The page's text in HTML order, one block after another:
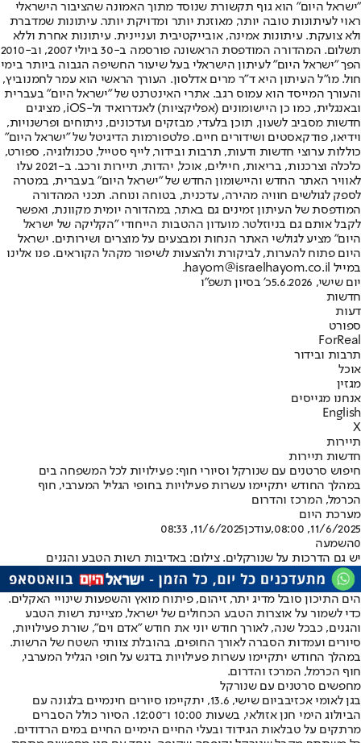
"ישראל היום" הוא גוף תקשורת שנוסד מתוך האמונה שהציבור הישראלי
ראוי לעיתונות טובה יותר, מאוזנת יותר ומדויקת יותר. עיתונות שמדברת
ולא צועקת. עיתונות אמינה, אובייקטיבית ועניינית. עיתונות אחרת וללא
תשלום. המהדורה המודפסת הראשונה פורסמה ב-30 ביולי 2007, וב-2010
הפך "ישראל היום" לעיתון הישראלי בעל שיעור החשיפה הגבוה ביותר בימי
חול. מו"ל העיתון היא ד"ר מרים אדלסון. העורך הראשי הוא עמר לחמנוביץ,
והעורך המייסד הוא עמוס רגב. אתרי האינטרנט של "ישראל היום" בעברית
ובאנגלית, כמו כן היישומונים (אפליקציות) לאנדרואיד ול-iOS, מציגים
חדשות מסביב לשעון, תוכן בלעדי, מבזקים ועדכונים, ניתוחים ופרשנויות,
וידיאו, פודקאסטים ושידורים חיים. פלטפורמות הדיגיטל של "ישראל היום"
כוללות ערוצי חדשות ודעות, תרבות ובידור, לייף סטייל, טכנולוגיה, ספורט,
כלכלה וצרכנות, בריאות, חיילים, אוכל, יהדות, תיירות ורכב. ב-2021 עלו
לאוויר האתר החדש והיישומון החדש של "ישראל היום" בעברית, במטרה
לספק לגולשים חוויה מהירה, עדכנית, בטוחה ונוחה. תכני המהדורה
המודפסת של העיתון זמינים גם באתר, במהדורה יומית מקוונת, ואפשר
לקבל אותם גם בניוזלטר. מועדון ההטבות הייחודי "הקליקה של ישראל
היום" מציע לגולשי האתר הנחות ומבצעים על מוצרים ושירותים. ישראל
היום פתוח להערות, לביקורת ולהצעות לשיפור מקהל הקוראים. פנו אלינו
במייל hayom@israelhayom.co.il.
יום שישי, 5.6.2026
כ' בסיון תשפ"ו
חדשות
דעות
ספורט
ForReal
תרבות ובידור
אוכל
מגזין
אנחנו מגייסים
English
X
תיירות
חדשות תיירות
חיפוש סרטנים עם שנורקל וסיורי חוף: פעילויות לכל המשפחה בים
במהלך החודש יתקיימו עשרות פעילויות בחופי הגליל המערבי, חוף
הכרמל, המרכז והדרום
מערכת היום
11/6/2025, 08:00
,עודכן11/6/2025, 08:33
0השמעה
יש גם הדרכות על שנורקלים. צילום: באדיבות רשות הטבע והגנים
הים התיכון סובל מדיג יתר, זיהום, פיתוח מואץ והשפעות שינויי האקלים.
כדי לשמור על אוצרות הטבע הכחולים של ישראל, מציינת רשות הטבע
והגנים, כבכל שנה, לאורך חודש יוני את חודש "אדם וים", שורת פעילויות,
סיורים ועמדות הסברה לאורך החופים, בהובלת צוותי השטח של הרשות.
במהלך החודש יתקיימו עשרות פעילויות בדגש על חופי הגליל המערבי,
חוף הכרמל, המרכז והדרום.
מחפשים סרטנים עם שנורקל
בגן לאומי אכזיב
ביום שישי, 13.6, יתקיימו סיורים חינמיים בלגונה עם
הביולוג הימי חנן אזולאי, בשעות 10:00 ו־12:00. הסיור כולל הסברים
מרתקים על טבלאות הגידוד ובעלי החיים הימיים החיים במים הרדודים.